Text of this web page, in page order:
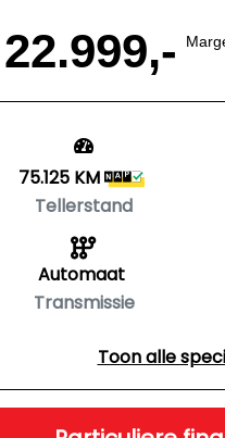
75.125 KM
Tellerstand
Automaat
Transmissie
Toon alle